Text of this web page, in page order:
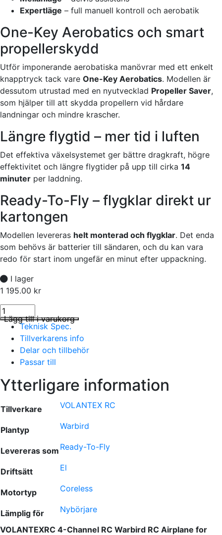
Expertläge – full manuell kontroll och aerobatik
One-Key Aerobatics och smart
propellerskydd
Utför imponerande aerobatiska manövrar med ett enkelt
knapptryck tack vare One-Key Aerobatics. Modellen är
dessutom utrustad med en nyutvecklad Propeller Saver,
som hjälper till att skydda propellern vid hårdare
landningar och mindre krascher.
Längre flygtid – mer tid i luften
Det effektiva växelsystemet ger bättre dragkraft, högre
effektivitet och längre flygtider på upp till cirka 14
minuter per laddning.
Ready-To-Fly – flygklar direkt ur
kartongen
Modellen levereras helt monterad och flygklar. Det enda
som behövs är batterier till sändaren, och du kan vara
redo för start inom ungefär en minut efter uppackning.
I lager
1 195.00 kr
I lager
Spitfire Gyro 4-Kanals 400mm RTF mängd
Lägg till i varukorg
Teknisk Spec.
Tillverkarens info
Delar och tillbehör
Passar till
Ytterligare information
Tillverkare VOLANTEX RC
Plantyp Warbird
Levereras som Ready-To-Fly
Driftsätt El
Motortyp Coreless
Lämplig för Nybörjare
VOLANTEXRC 4-Channel RC Warbird RC Airplane for